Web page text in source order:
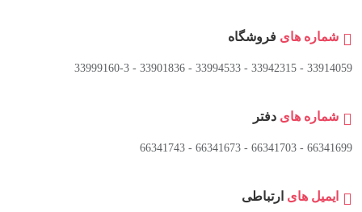
شماره های فروشگاه
33914059 - 33942315 - 33994533 - 33901836 - 33999160-3 ​
شماره های دفتر
66341699 - 66341703 - 66341673 - 66341743
ایمیل های ارتباطی